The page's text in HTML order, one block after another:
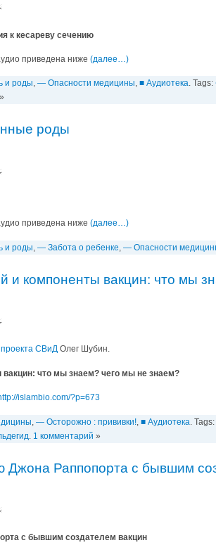
к кесареву сечению
приведена ниже (далее…)
и роды, — Опасности медицины, ■ Аудиотека. Tags:
»
роды
приведена ниже (далее…)
и роды, — Забота о ребенке, — Опасности
и компоненты вакцин: что мы
проекта СВиД Олег Шубин.
что мы знаем? чего мы не знаем?
islambio.com/?p=673
— Осторожно : прививки! ■ Аудиотека . Tags:
1 комментарий »
Джона Раппопорта с бывшим
с бывшим создателем вакцин